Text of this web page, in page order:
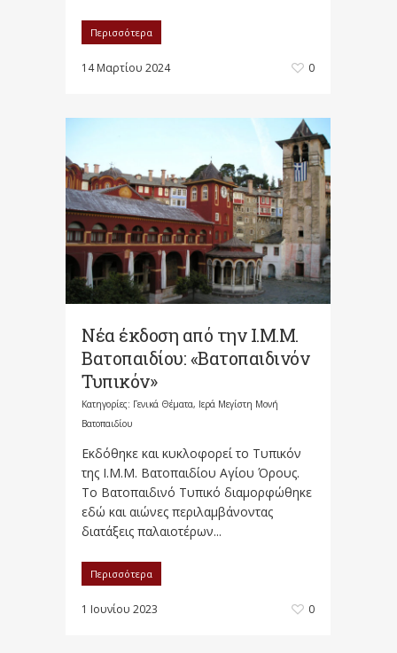
Περισσότερα
14 Μαρτίου 2024 0
Νέα έκδοση από την Ι.Μ.Μ.
Βατοπαιδίου: «Βατοπαιδινόν
Τυπικόν»
Κατηγορίες: Γενικά Θέματα, Ιερά Μεγίστη Μονή
Βατοπαιδίου
Εκδόθηκε και κυκλοφορεί το Τυπικόν
της Ι.Μ.Μ. Βατοπαιδίου Αγίου Όρους.
Το Βατοπαιδινό Τυπικό διαμορφώθηκε
εδώ και αιώνες περιλαμβάνοντας
διατάξεις παλαιοτέρων...
Περισσότερα
1 Ιουνίου 2023 0